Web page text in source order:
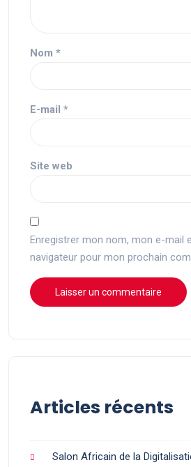
Nom *
E-mail *
Site web
Enregistrer mon nom, mon e-mail
navigateur pour mon prochain
Articles récents
Salon Africain de la